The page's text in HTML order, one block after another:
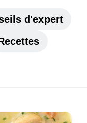
d'expert